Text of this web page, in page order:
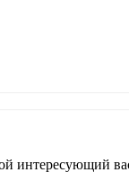
интересующий